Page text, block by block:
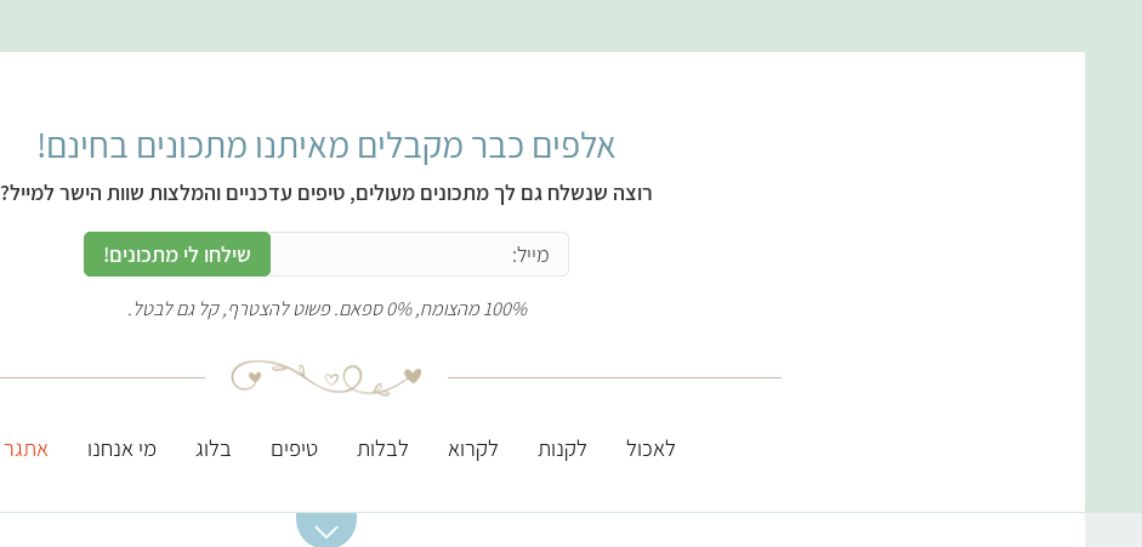
אלפים כבר מקבלים מאיתנו מתכונים בחינם!
רוצה שנשלח גם לך מתכונים מעולים, טיפים עדכניים והמלצות שוות הישר למייל?
שילחו לי מתכונים!
100% מהצומח, 0% ספאם. פשוט להצטרף, קל גם לבטל.
לאכול לקנות לקרוא לבלות טיפים בלוג מי אנחנו אתגר 22